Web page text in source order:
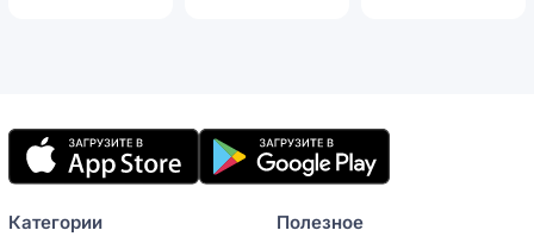
Мобильное
приложение
Категории Полезное